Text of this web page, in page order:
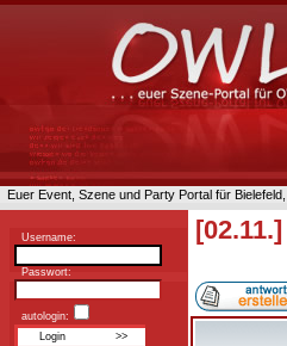
Euer Event, Szene und Party Portal für
Username:
Passwort:
autologin: